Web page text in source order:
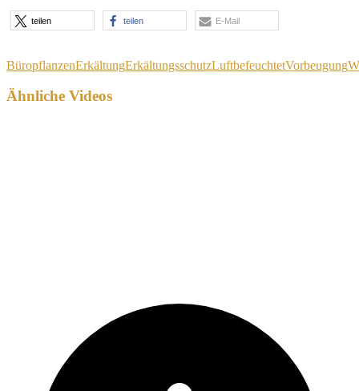
teilen teilen E-Mail
BüropflanzenErkältungErkältungsschutzLuftbefeuchtetVorbeugung
Ähnliche Videos